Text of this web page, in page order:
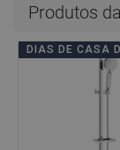
Produtos
DIAS DE CASA